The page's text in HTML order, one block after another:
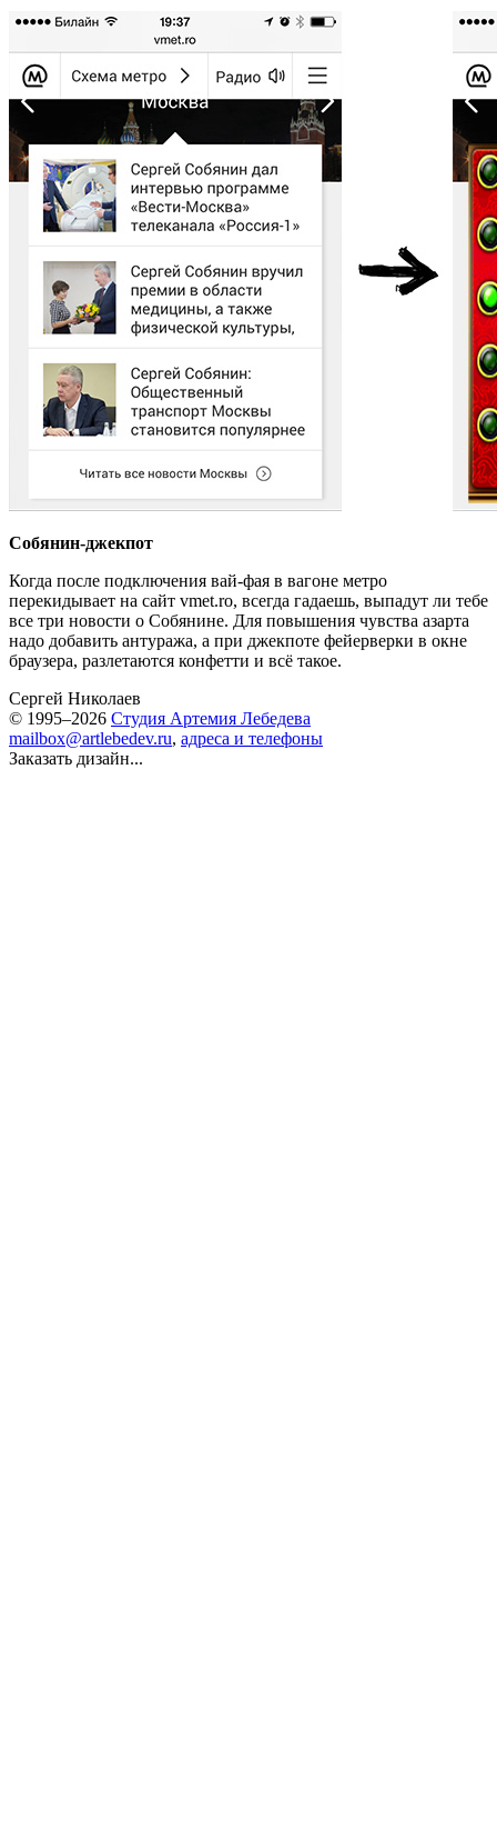
Собянин-джекпот
Когда после подключения вай-фая в вагоне метро
перекидывает на сайт vmet.ro, всегда гадаешь, выпадут ли тебе
все три новости о Собянине. Для повышения чувства азарта
надо добавить антуража, а при джекпоте фейерверки в окне
браузера, разлетаются конфетти и всё такое.
Сергей Николаев
© 1995–2026 Студия Артемия Лебедева
mailbox@artlebedev.ru, адреса и телефоны
Заказать дизайн...